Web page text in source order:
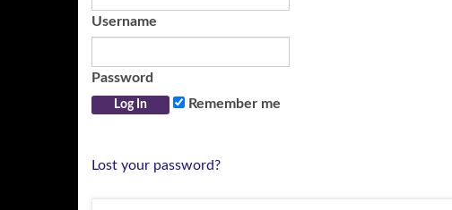
Username
Password
Remember me
Lost your password?